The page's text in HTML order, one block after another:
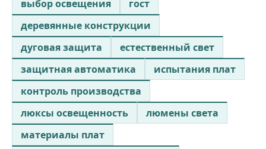
выбор освещения
гост
деревянные конструкции
дуговая защита
естественный свет
защитная автоматика
испытания плат
контроль производства
люксы освещенность
люмены света
материалы плат